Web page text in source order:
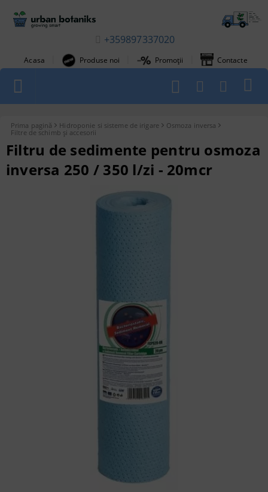
+359897337020
Acasa Produse noi Promoții Contacte
1
Prima pagină Hidroponie si sisteme de irigare
Osmoza inversa
Filtre de schimb și accesorii
Filtru de sedimente pentru osmoza
inversa 250 / 350 l/zi - 20mcr